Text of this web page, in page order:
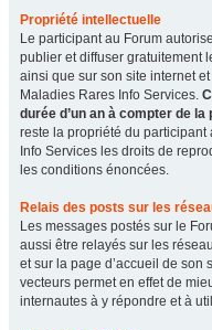
Propriété intellectuelle
Le participant au Forum
publier et diffuser gratuitement
ainsi que sur son site internet
Maladies Rares Info Services.
durée d’un an à compter de
reste la propriété du
Info Services les droits de
les conditions énoncées.
Relais des posts sur les
Les messages postés sur le
aussi être relayés sur les
et sur la page d’accueil de son
vecteurs permet en effet de
internautes à y répondre et à